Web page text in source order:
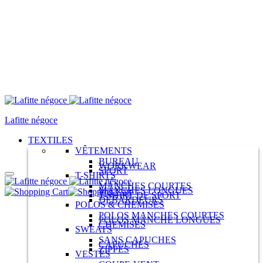
Menu
Lafitte négoce
TEXTILES
VÊTEMENTS
BUREAU
WORKWEAR
SPORT
T-SHIRTS
MANCHES COURTES
MANCHES LONGUES
T-SHIRT DE SPORT
DÉBARDEURS
POLOS & CHEMISES
POLOS MANCHES COURTES
POLOS MANCHE LONGUES
CHEMISES
SWEATS
SANS CAPUCHES
CAPUCHES
ZIPPÉS
VESTES
Panier